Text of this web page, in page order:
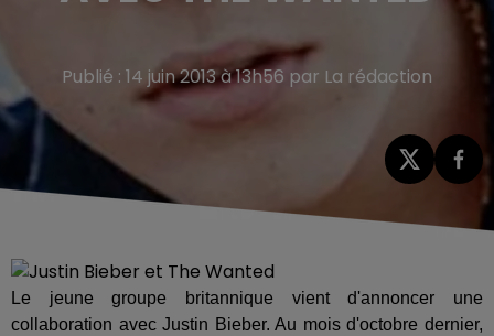
Publié : 14 juin 2013 à 13h56 par La rédaction
Le jeune groupe britannique vient d'annoncer une
collaboration avec Justin Bieber. Au mois d'octobre dernier,